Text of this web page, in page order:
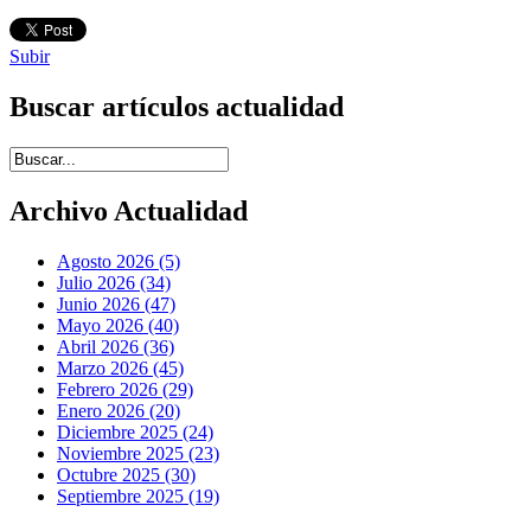
Subir
Buscar artículos actualidad
Introduce términos de búsqueda
Archivo Actualidad
Agosto 2026 (5)
Julio 2026 (34)
Junio 2026 (47)
Mayo 2026 (40)
Abril 2026 (36)
Marzo 2026 (45)
Febrero 2026 (29)
Enero 2026 (20)
Diciembre 2025 (24)
Noviembre 2025 (23)
Octubre 2025 (30)
Septiembre 2025 (19)